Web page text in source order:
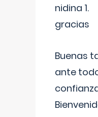
nidina 1.
gracias
Buenas
ante